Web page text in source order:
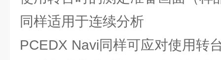
同样适用于连续分析
PCEDX Navi同样可应对使用转